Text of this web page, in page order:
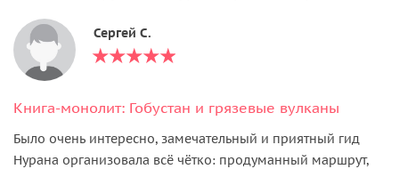
Сергей С.
Книга-монолит: Гобустан и грязевые вулканы
Было очень интересно, замечательный и приятный гид
Нурана организовала всё чётко: продуманный маршрут,